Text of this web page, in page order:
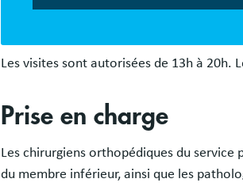
Les visites sont autorisées de 13h à 20h.
Prise en charge
Les chirurgiens orthopédiques du
du membre inférieur, ainsi que les